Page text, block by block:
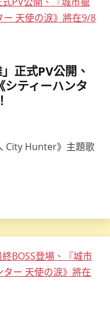
正式PV公開、
シティーハンタ
City Hunter》主題歌